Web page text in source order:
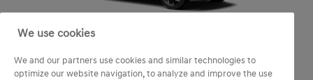
IONIQ 5
84 kWh N Line
We use cookies
We and our partners use cookies and similar technologies to
optimize our website navigation, to analyze and improve the use